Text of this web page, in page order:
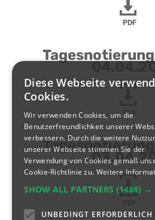
PDF
PDF
Diese Webseite
Cookies.
Wir verwenden Cookies, um die
Benutzerfreundlichkeit unserer
verbessern. Durch die weitere
unserer Webseite stimmen Sie der
Verwendung von Cookies gemäß
Cookie-Richtlinie zu. Weitere
SHOW ALL PARTNERS (1488) →
UNBEDINGT ERFORDERLICH